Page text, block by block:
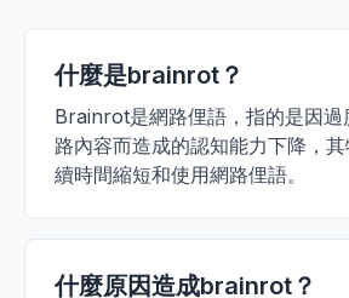
什麼是brainrot？
Brainrot是網路俚語，指的是因過
路內容而造成的認知能力下降，
續時間縮短和使用網路俚語。
什麼原因造成brainrot？